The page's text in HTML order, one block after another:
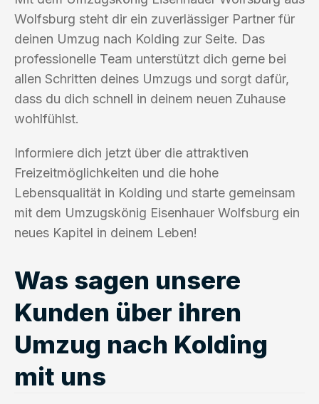
Wolfsburg steht dir ein zuverlässiger Partner für
deinen Umzug nach Kolding zur Seite. Das
professionelle Team unterstützt dich gerne bei
allen Schritten deines Umzugs und sorgt dafür,
dass du dich schnell in deinem neuen Zuhause
wohlfühlst.
Informiere dich jetzt über die attraktiven
Freizeitmöglichkeiten und die hohe
Lebensqualität in Kolding und starte gemeinsam
mit dem Umzugskönig Eisenhauer Wolfsburg ein
neues Kapitel in deinem Leben!
Was sagen unsere
Kunden über ihren
Umzug nach Kolding
mit uns